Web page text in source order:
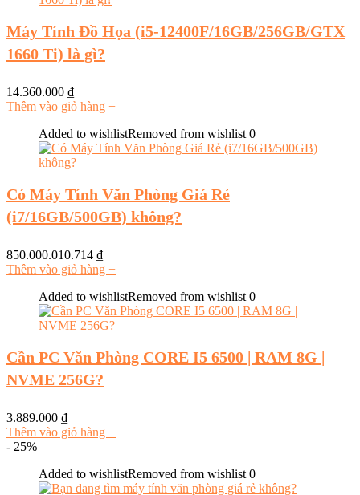
Máy Tính Đồ Họa (i5-12400F/16GB/256GB/GTX
1660 Ti) là gì?
14.360.000 ₫
Thêm vào giỏ hàng +
Added to wishlistRemoved from wishlist 0
Có Máy Tính Văn Phòng Giá Rẻ
(i7/16GB/500GB) không?
850.000.010.714 ₫
Thêm vào giỏ hàng +
Added to wishlistRemoved from wishlist 0
Cần PC Văn Phòng CORE I5 6500 | RAM 8G |
NVME 256G?
3.889.000 ₫
Thêm vào giỏ hàng +
- 25%
Added to wishlistRemoved from wishlist 0